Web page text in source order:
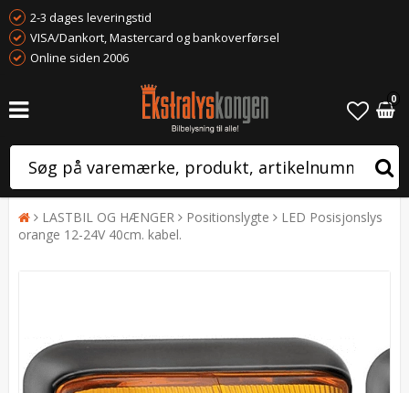
2-3 dages leveringstid
VISA/Dankort, Mastercard og bankoverførsel
Online siden 2006
0
LASTBIL OG HÆNGER Positionslygte
LED Posisjonslys
orange 12-24V 40cm. kabel.